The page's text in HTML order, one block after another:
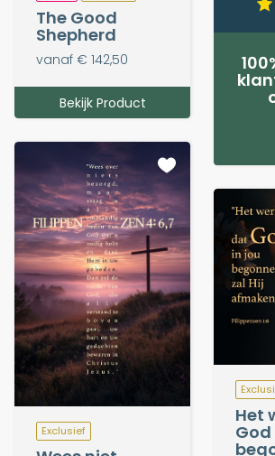
The Good
Shepherd
vanaf € 142,50
Bekijk Product
Exclusief
Het